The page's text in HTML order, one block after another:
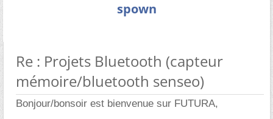
spown
Re : Projets Bluetooth (capteur
mémoire/bluetooth senseo)
Bonjour/bonsoir est bienvenue sur FUTURA,